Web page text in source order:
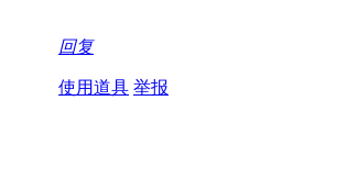
回复
使用道具 举报